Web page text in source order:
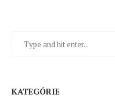
KATEGÓRIE